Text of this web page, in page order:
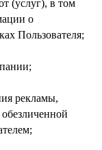
(услуг), в том
о
Пользователя;
рекламы,